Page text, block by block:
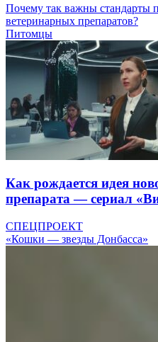
Почему так важны стандарты
ветеринарных препаратов?
Питомцы
Как рождается идея
препарата — сериал
СПЕЦПРОЕКТ
«Кошки — звезды Донбасса»